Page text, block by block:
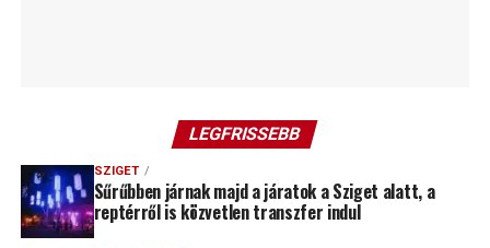
LEGFRISSEBB
SZIGET
Sűrűbben járnak majd a járatok a Sziget alatt, a
reptérről is közvetlen transzfer indul